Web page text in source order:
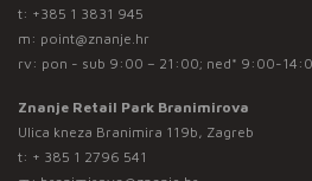
t: +385 1 3831 945
m: point@znanje.hr
rv: pon - sub 9:00 – 21:00; ned* 9:00-
Znanje Retail Park Branimirova
Ulica kneza Branimira 119b, Zagreb
t: + 385 1 2796 541